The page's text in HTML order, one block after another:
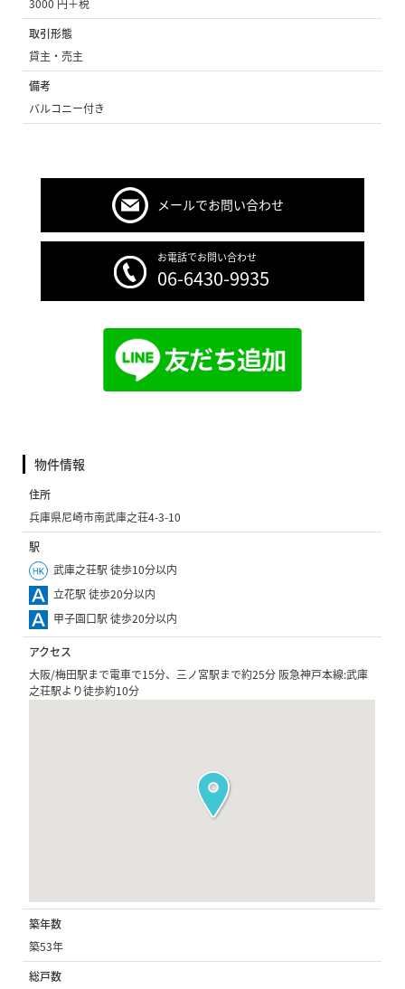
3000 円＋税
取引形態
貸主・売主
備考
バルコニー付き
メールでお問い合わせ
お電話でお問い合わせ
06-6430-9935
物件情報
住所
兵庫県尼崎市南武庫之荘4-3-10
駅
武庫之荘駅 徒歩10分以内
立花駅 徒歩20分以内
甲子園口駅 徒歩20分以内
アクセス
大阪/梅田駅まで電車で15分、三ノ宮駅まで約25分 阪急神戸本線:武庫
之荘駅より徒歩約10分
築年数
築53年
総戸数